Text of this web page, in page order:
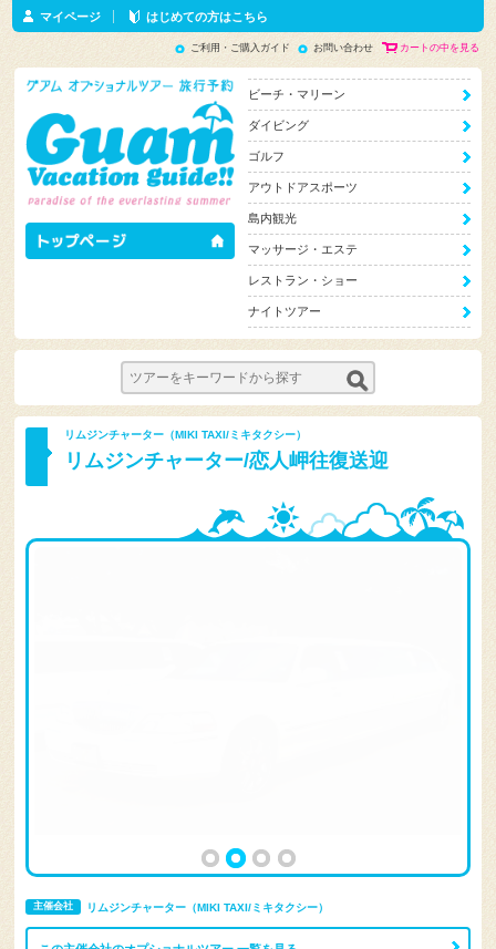
マイページ はじめての方はこちら
ご利用・ご購入ガイド お問い合わせ カートの中を見る
ビーチ・マリーン
ダイビング
ゴルフ
アウトドアスポーツ
島内観光
マッサージ・エステ
レストラン・ショー
ナイトツアー
リムジンチャーター（MIKI TAXI/ミキタクシー）
リムジンチャーター/恋人岬往復送迎
主催会社 リムジンチャーター（MIKI TAXI/ミキタクシー）
この主催会社のオプショナルツアー 一覧を見る